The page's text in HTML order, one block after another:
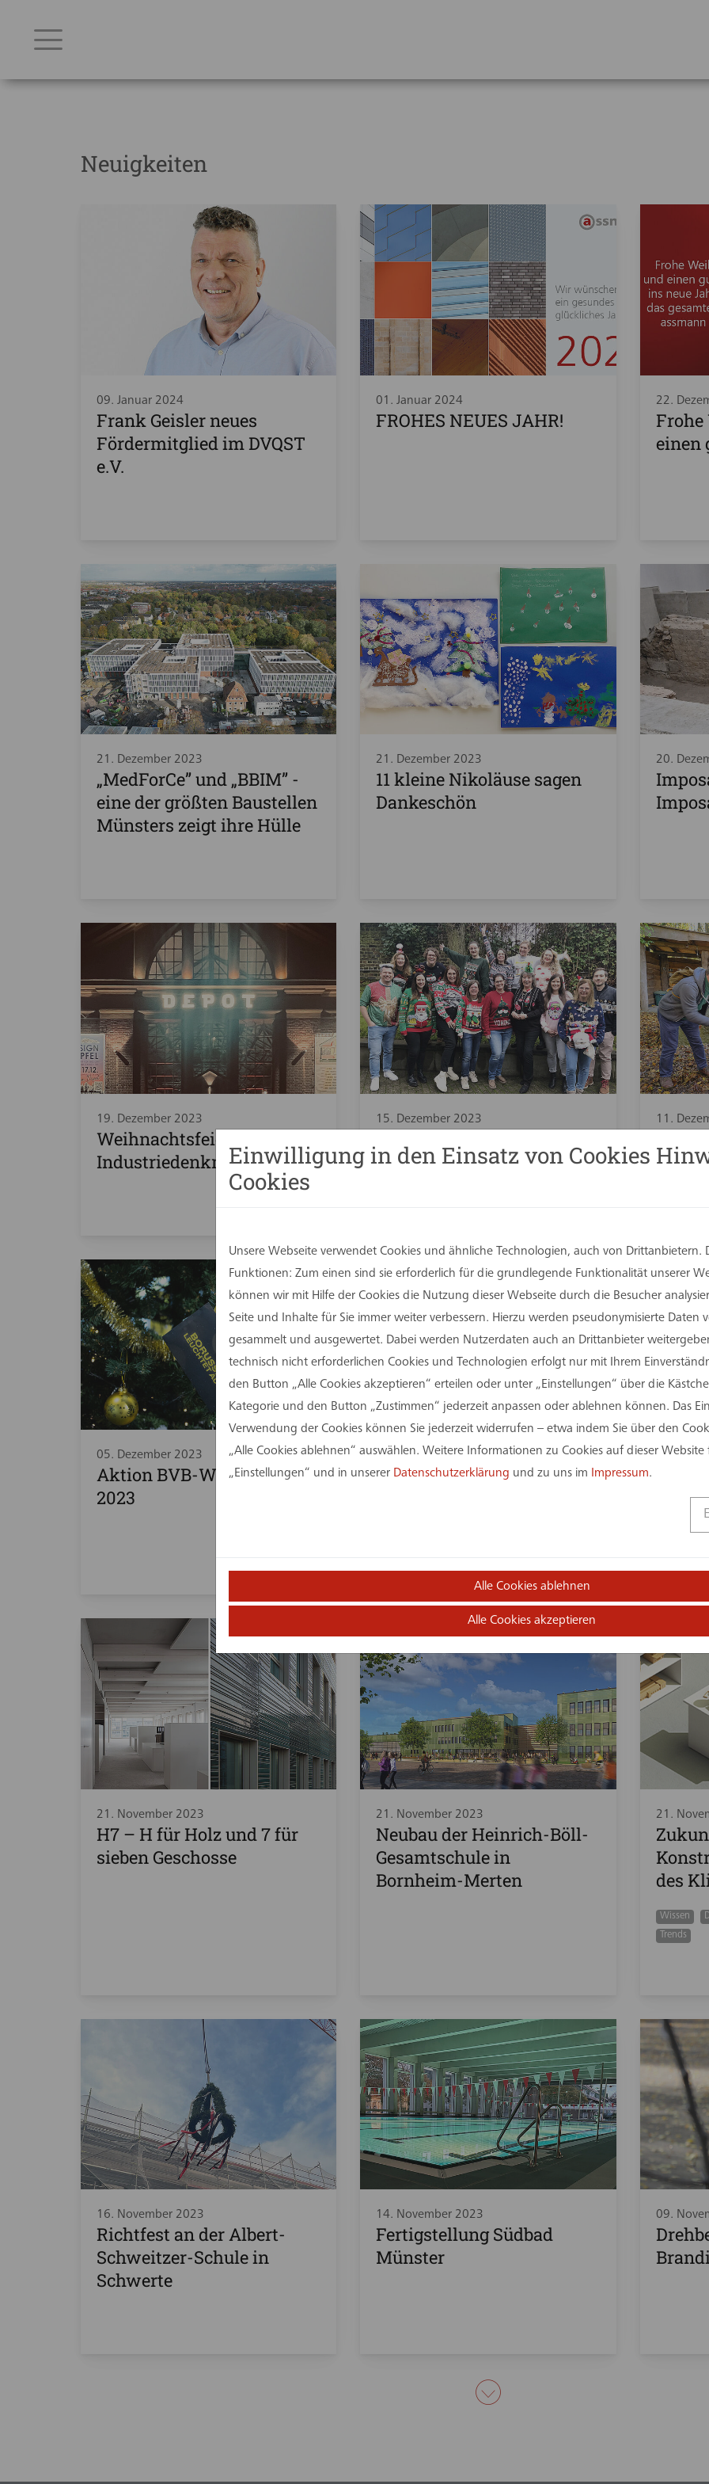
Neuigkeiten
09. Januar 2024
Frank Geisler neues
Fördermitglied im DVQST
e.V.
01. Januar 2024
FROHES NEUES JAHR!
22.
einen
21. Dezember 2023
„MedForCe” und „BBIM” -
eine der größten Baustellen
Münsters zeigt ihre Hülle
21. Dezember 2023
11 kleine Nikoläuse sagen
Dankeschön
20.
19. Dezember 2023
Weihnachtsfeier im
Industriedenkmal Depot
15. Dezember 2023
Day“
11.
dem
05. Dezember 2023
Aktion BVB-Wunschbaum
2023
27. November 2023
Grundsteinlegung Neubau
23.
21. November 2023
H7 – H für Holz und 7 für
sieben Geschosse
21. November 2023
Neubau der Heinrich-Böll-
Gesamtschule in
Bornheim-Merten
21.
des
Wissen
Trends
16. November 2023
Richtfest an der Albert-
Schweitzer-Schule in
Schwerte
14. November 2023
Fertigstellung Südbad
Münster
09.
Einwilligung in den Einsatz von Cookies
Cookies
Unsere Webseite verwendet Cookies und ähnliche Technologien, auch von Drittanbietern.
Funktionen: Zum einen sind sie erforderlich für die grundlegende Funktionalität unserer
können wir mit Hilfe der Cookies die Nutzung dieser Webseite durch die Besucher
Seite und Inhalte für Sie immer weiter verbessern. Hierzu werden pseudonymisierte Daten
gesammelt und ausgewertet. Dabei werden Nutzerdaten auch an Drittanbieter
technisch nicht erforderlichen Cookies und Technologien erfolgt nur mit Ihrem
den Button „Alle Cookies akzeptieren“ erteilen oder unter „Einstellungen“ über die
Kategorie und den Button „Zustimmen“ jederzeit anpassen oder ablehnen können. Das
Verwendung der Cookies können Sie jederzeit widerrufen – etwa indem Sie über den
„Alle Cookies ablehnen“ auswählen. Weitere Informationen zu Cookies auf dieser
„Einstellungen“ und in unserer Datenschutzerklärung und zu uns im Impressum.
Alle Cookies ablehnen
Alle Cookies akzeptieren